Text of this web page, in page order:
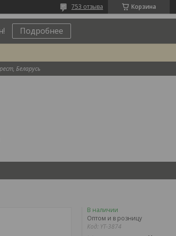
Корзина
753 отзыва
Подробнее
Беларусь
В наличии
Оптом и в розницу
Код: YT-3874